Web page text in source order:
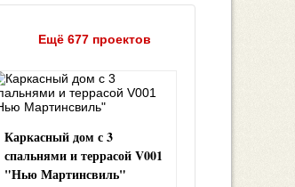
Ещё 677 проектов
Каркасный дом с 3
спальнями и террасой V001
"Нью Мартинсвиль"